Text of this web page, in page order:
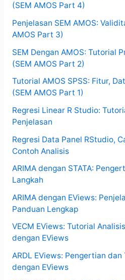
(SEM AMOS Part 4)
Penjelasan SEM AMOS:
AMOS Part 3)
SEM Dengan AMOS: Tutorial
(SEM AMOS Part 2)
Tutorial AMOS SPSS: Fitur,
(SEM AMOS Part 1)
Regresi Linear R Studio:
Penjelasan
Regresi Data Panel RStudio,
Contoh Analisis
ARIMA dengan STATA:
Langkah
ARIMA dengan EViews:
Panduan Lengkap
VECM EViews: Tutorial
dengan EViews
ARDL EViews: Pengertian dan
dengan EViews